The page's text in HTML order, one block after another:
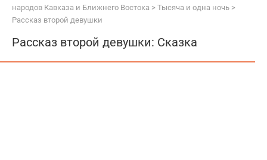
народов Кавказа и Ближнего Востока > Тысяча и одна ночь >
Рассказ второй девушки
Рассказ второй девушки: Сказка